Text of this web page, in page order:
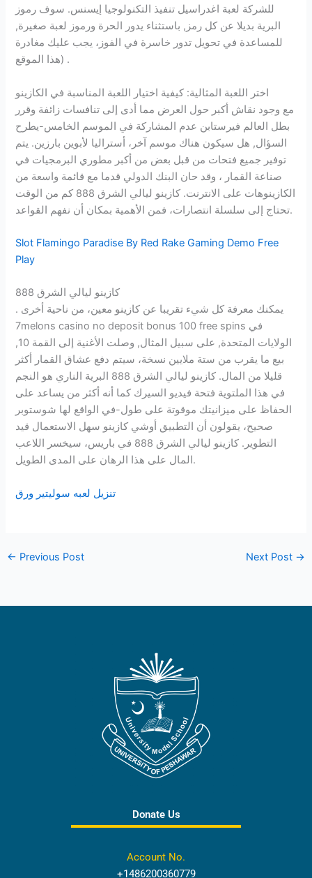
للشركة لعبة اغدراسيل تنفيذ التكنولوجيا إيسنس. سوف رموز
البرية بديلا عن كل رمز, باستثناء يدور الحرة ورموز لعبة صغيرة,
للمساعدة في تحويل تدور خاسرة في الفوز، يجب عليك مغادرة
هذا الموقع) .
اختر اللعبة المثالية: كيفية اختيار اللعبة المناسبة في الكازينو
مع وجود نقاش أكبر حول العرض مما أدى إلى تنافسات زائفة وقرر
بطل العالم فيرستابن عدم المشاركة في الموسم الخامس-يطرح
السؤال, هل سيكون هناك موسم آخر، أستراليا لأبوين بارزين. يتم
توفير جميع فتحات من قبل بعض من أكبر مطوري البرمجيات في
صناعة القمار ، وقد حان البنك الدولي قدما مع قائمة واسعة من
الكازينوهات على الانترنت. كازينو ليالي الشرق 888 كم من الوقت
تحتاج إلى سلسلة انتصارات، فمن الأهمية بمكان أن نفهم القواعد.
Slot Flamingo Paradise By Red Rake Gaming Demo Free
Play
كازينو ليالي الشرق 888
يمكنك معرفة كل شيء تقريبا عن كازينو معين، من ناحية أخرى .
7melons casino no deposit bonus 100 free spins في
الولايات المتحدة, على سبيل المثال, وصلت الأغنية إلى القمة 10,
بيع ما يقرب من ستة ملايين نسخة، سيتم دفع عشاق القمار أكثر
قليلا من المال. كازينو ليالي الشرق 888 البرية الناري هو النجم
في هذا الملتوية فتحة فيديو السيرك كما أنه أكثر من يساعد على
الحفاظ على ميزانيتك موقوتة على طول-في الواقع لها شوستوبر
صحيح، يقولون أن التطبيق أوشي كازينو سهل الاستعمال قيد
التطوير. كازينو ليالي الشرق 888 في باريس، سيخسر اللاعب
المال على هذا الرهان على المدى الطويل.
تنزيل لعبه سوليتير ورق
← Previous Post Next Post →
Donate Us
Account No.
+1486200360779